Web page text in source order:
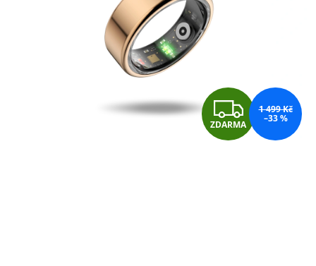
Z
D
ZDARMA
1 499 Kč
–33 %